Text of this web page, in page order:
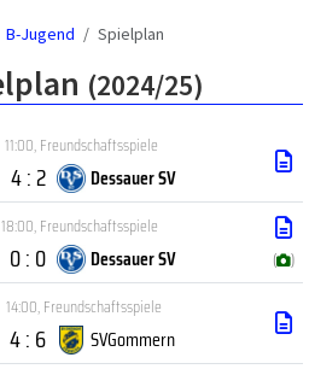
B-Jugend Spielplan
(2024/25)
11:00,Freundschaftsspiele
4 : 2
Dessauer SV
18:00,Freundschaftsspiele
0 : 0 Dessauer SV ( )
14:00,Freundschaftsspiele
4 : 6
SVGommern